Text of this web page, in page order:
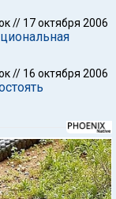
// 17 октября 2006
// 16 октября 2006